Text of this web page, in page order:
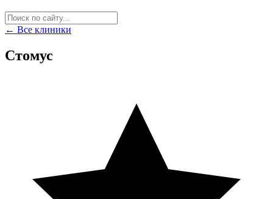
← Все клиники
Стомус